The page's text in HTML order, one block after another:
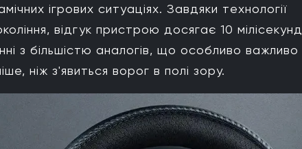
ігрових ситуаціях. Завдяки технології
відгук пристрою досягає 10
з більшістю аналогів, що особливо важливо
ніж з'явиться ворог в полі зору.